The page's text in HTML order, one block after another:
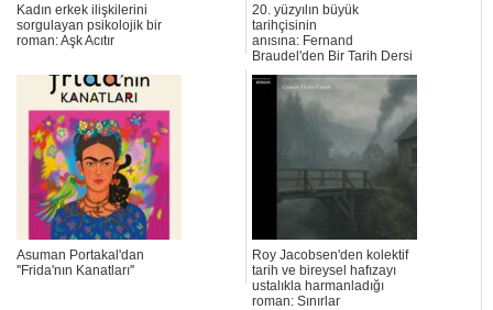
Kadın erkek ilişkilerini
sorgulayan psikolojik bir
roman: Aşk Acıtır
20. yüzyılın büyük
tarihçisinin
anısına: Fernand
Braudel'den Bir Tarih Dersi
Asuman Portakal'dan
''Frida'nın Kanatları''
Roy Jacobsen'den kolektif
tarih ve bireysel hafızayı
ustalıkla harmanladığı
roman: Sınırlar